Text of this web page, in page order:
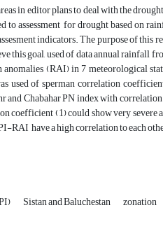
in editor plans to deal with the
assessment for drought based on
indicators. The purpose of this
this goal, used of data annual
(RAI) in 7 meteorological
used of sperman correlation
and Chabahar PN index with
coefficient (1) could show very
RAI have a high correlation to each
Sistan and Baluchestan zonation